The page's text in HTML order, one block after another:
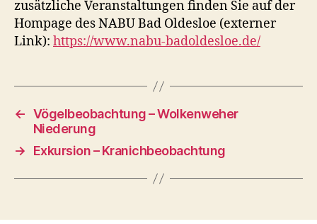
zusätzliche Veranstaltungen finden Sie auf der
Hompage des NABU Bad Oldesloe (externer
Link): https://www.nabu-badoldesloe.de/
← Vögelbeobachtung – Wolkenweher
Niederung
→
Exkursion – Kranichbeobachtung